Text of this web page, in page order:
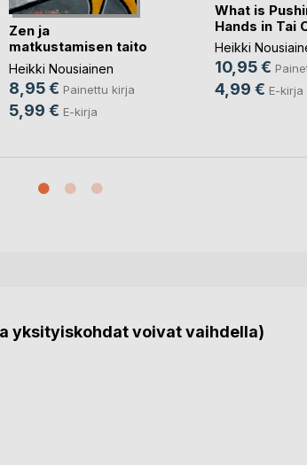
Zen ja
matkustamisen taito
Heikki Nousiainen
8,95 € Painettu kirja
5,99 € E-kirja
What is
Hands in Tai
Heikki
10,95 €
4,99 € E-kirja
yksityiskohdat voivat vaihdella)